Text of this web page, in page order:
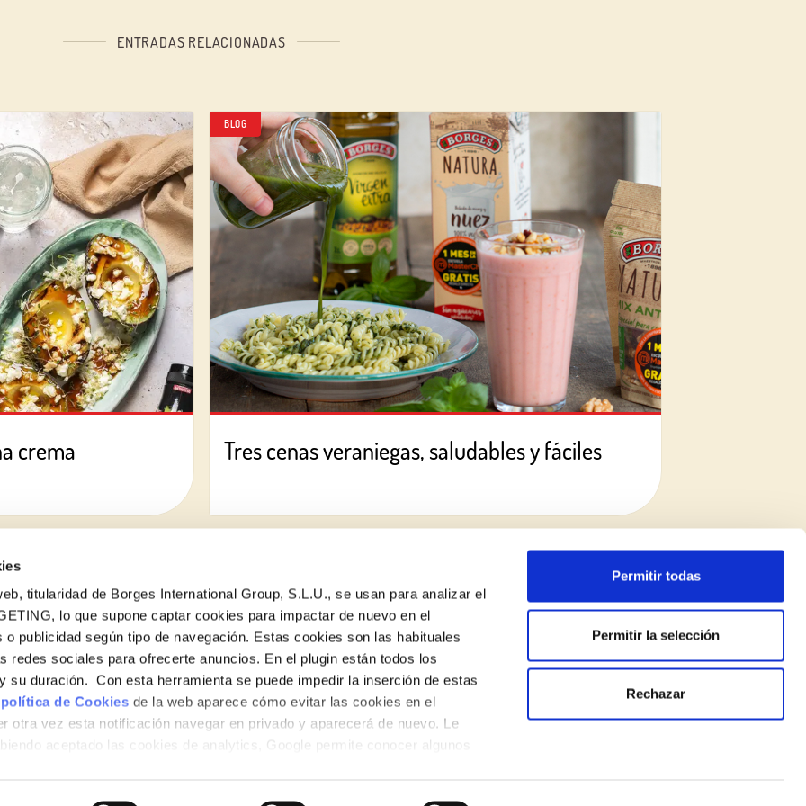
titularidad de Borges International Group, S.L.U., se usan para analizar el
lo que supone captar cookies para impactar de nuevo en el
publicidad según tipo de navegación. Estas cookies son las habituales
redes sociales para ofrecerte anuncios. En el plugin están todos los
su duración. Con esta herramienta se puede impedir la inserción de estas
de Cookies de la web aparece cómo evitar las cookies en el
otra vez esta notificación navegar en privado y aparecerá de nuevo. Le
aceptado las cookies de analytics, Google permite conocer algunos
Permitir todas
Permitir la selección
Rechazar
ENTRADAS RELACIONADAS
crema
BLOG
Tres cenas veraniegas, saludables y fáciles
¿Quieres conocer todas nuestras novedades?
Suscríbete a la newsletter de Borges
Newsletter
Política de privacidad
Aviso legal